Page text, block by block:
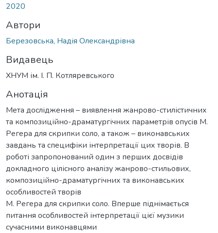
2020
Автори
Березовська, Надія Олександрівна
Видавець
ХНУМ ім. І. П. Котляревського
Анотація
Мета дослідження – виявлення жанрово-стилістичних
та композиційно-драматургічних параметрів опусів М.
Регера для скрипки соло, а також – виконавських
завдань та специфіки інтерпретації цих творів. В
роботі запропонований один з перших досвідів
докладного цілісного аналізу жанрово-стильових,
композиційно-драматургічних та виконавських
особливостей творів
М. Регера для скрипки соло. Вперше піднімається
питання особливостей інтерпретації цієї музики
сучасними виконавцями